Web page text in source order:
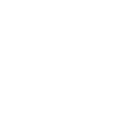
драйвы. Шины, диски, резина